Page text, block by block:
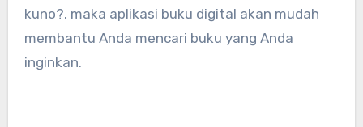
kuno?. maka aplikasi buku digital akan mudah
membantu Anda mencari buku yang Anda
inginkan.